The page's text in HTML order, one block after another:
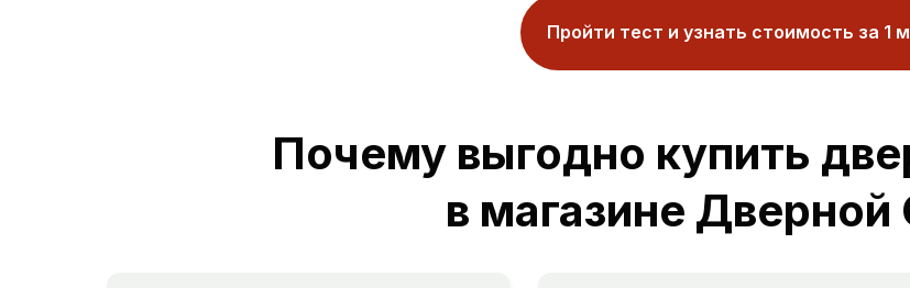
Пройти тест и узнать стоимость за 1
Почему выгодно купить
в магазине Дверной